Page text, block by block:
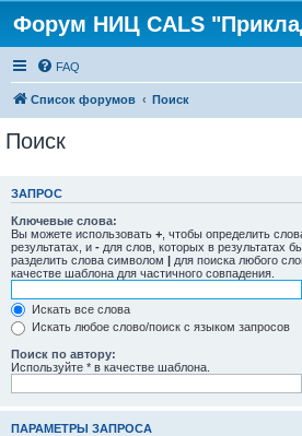
Форум НИЦ CALS
FAQ
Список форумов Поиск
Поиск
ЗАПРОС
Ключевые слова:
Вы можете использовать + , чтобы определить
результатах, и - для слов, которых в результатах
разделить слова символом | для поиска любого
качестве шаблона для частичного совпадения.
Искать все слова
Искать любое слово/поиск с языком запросов
Поиск по автору:
Используйте * в качестве шаблона.
ПАРАМЕТРЫ ЗАПРОСА